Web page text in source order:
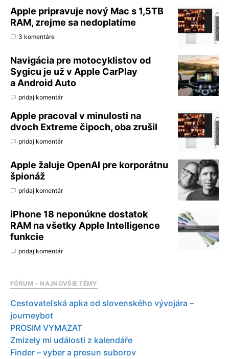
Apple pripravuje nový Mac s 1,5TB
RAM, zrejme sa nedoplatíme
3 komentáre
Navigácia pre motocyklistov od
Sygicu je už v Apple CarPlay
a Android Auto
pridaj komentár
Apple pracoval v minulosti na
dvoch Extreme čipoch, oba zrušil
pridaj komentár
Apple žaluje OpenAI pre korporátnu
špionáž
pridaj komentár
iPhone 18 neponúkne dostatok
RAM na všetky Apple Intelligence
funkcie
pridaj komentár
FÓRUM – NAJNOVŠIE TÉMY
Cestovateľská apka od slovenského vývojára –
journeybot
PROSIM VYMAZAT
Zmizely mi události z kalendáře
Finder – vyber a presun suborov